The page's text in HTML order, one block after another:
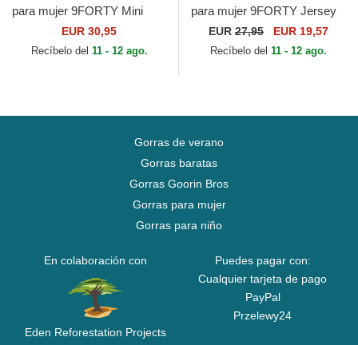
para mujer 9FORTY Mini
Cord de New York Yankees
MLB de New Era
EUR 30,95
Recíbelo del 11 - 12 ago.
para mujer 9FORTY Jersey
de New York Yankees MLB
de New Era
EUR 27,95 EUR 19,57
Recíbelo del 11 - 12 ago.
Gorras de verano
Gorras baratas
Gorras Goorin Bros
Gorras para mujer
Gorras para niño
En colaboración con
Eden Reforestation Projects
Puedes pagar con:
Cualquier tarjeta de pago
PayPal
Przelewy24